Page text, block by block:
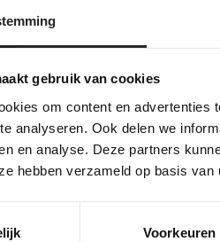
gebruik van cookies
om content en
analyseren. Ook delen we
en analyse. Deze partners
hebben verzameld op basis
Voorkeuren